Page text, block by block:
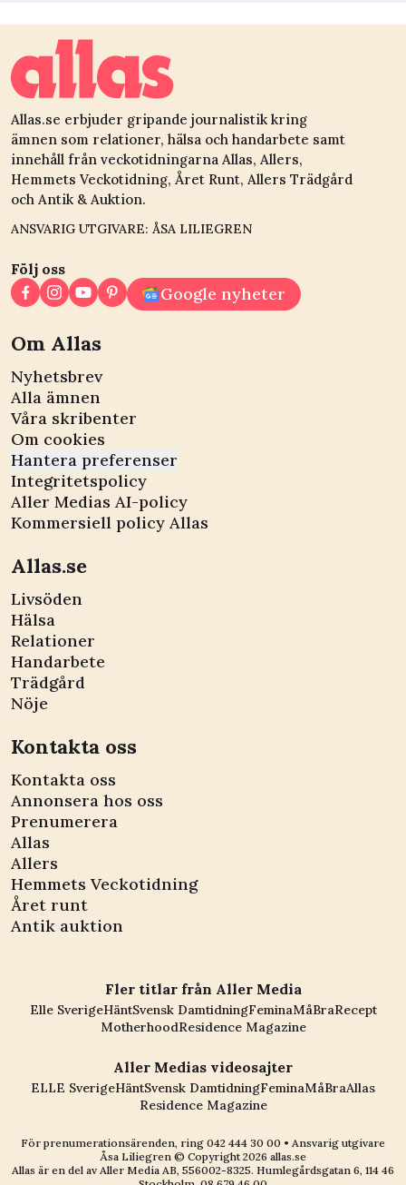
Allas.se erbjuder gripande journalistik kring
ämnen som relationer, hälsa och handarbete samt
innehåll från veckotidningarna Allas, Allers,
Hemmets Veckotidning, Året Runt, Allers Trädgård
och Antik & Auktion.
ANSVARIG UTGIVARE: ÅSA LILIEGREN
Följ oss
Google nyheter
Om Allas
Nyhetsbrev
Alla ämnen
Våra skribenter
Om cookies
Hantera preferenser
Integritetspolicy
Aller Medias AI-policy
Kommersiell policy Allas
Allas.se
Livsöden
Hälsa
Relationer
Handarbete
Trädgård
Nöje
Kontakta oss
Kontakta oss
Annonsera hos oss
Prenumerera
Allas
Allers
Hemmets Veckotidning
Året runt
Antik auktion
Fler titlar från Aller Media
Elle SverigeHäntSvensk DamtidningFeminaMåBraRecept
MotherhoodResidence Magazine
Aller Medias videosajter
ELLE SverigeHäntSvensk DamtidningFeminaMåBraAllas
Residence Magazine
För prenumerationsärenden, ring 042 444 30 00 • Ansvarig utgivare
Åsa Liliegren © Copyright2026 allas.se
Allas är en del av Aller Media AB, 556002-8325. Humlegårdsgatan 6, 114 46